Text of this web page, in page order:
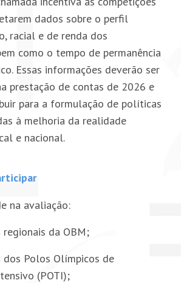
dados sobre o perfil
racial e de renda dos
como o tempo de permanência
Essas informações deverão ser
prestação de contas de 2026 e
para a formulação de políticas
à melhoria da realidade
e nacional.
na avaliação:
regionais da OBM;
dos Polos Olímpicos de
(POTI);